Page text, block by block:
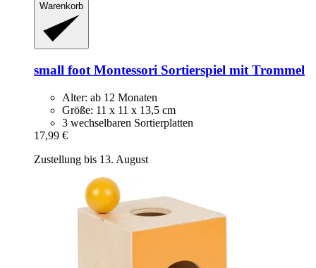
Warenkorb
small foot Montessori Sortierspiel mit Trommel
Alter: ab 12 Monaten
Größe: 11 x 11 x 13,5 cm
3 wechselbaren Sortierplatten
17,99 €
Zustellung bis 13. August